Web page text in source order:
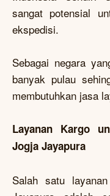
sangat potensial
ekspedisi.
Sebagai negara
banyak pulau
membutuhkan jasa
Layanan Kargo
Jogja Jayapura
Salah satu